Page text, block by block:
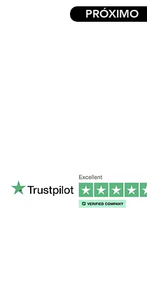
PRÓXIMO